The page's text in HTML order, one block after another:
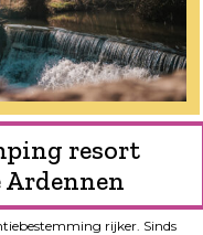
resort
rijker. Sinds